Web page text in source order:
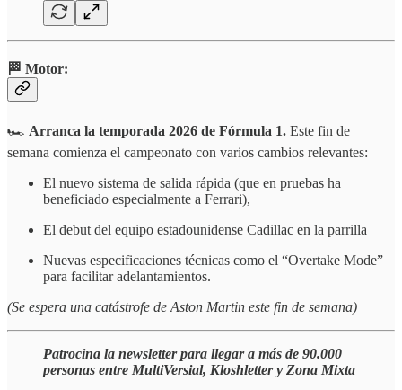
🏁 Motor:
🏎️ Arranca la temporada 2026 de Fórmula 1. Este fin de
semana comienza el campeonato con varios cambios relevantes:
El nuevo sistema de salida rápida (que en pruebas ha
beneficiado especialmente a Ferrari),
El debut del equipo estadounidense Cadillac en la parrilla
Nuevas especificaciones técnicas como el “Overtake Mode”
para facilitar adelantamientos.
(Se espera una catástrofe de Aston Martin este fin de semana)
Patrocina la newsletter para llegar a más de 90.000
personas entre MultiVersial, Kloshletter y Zona Mixta